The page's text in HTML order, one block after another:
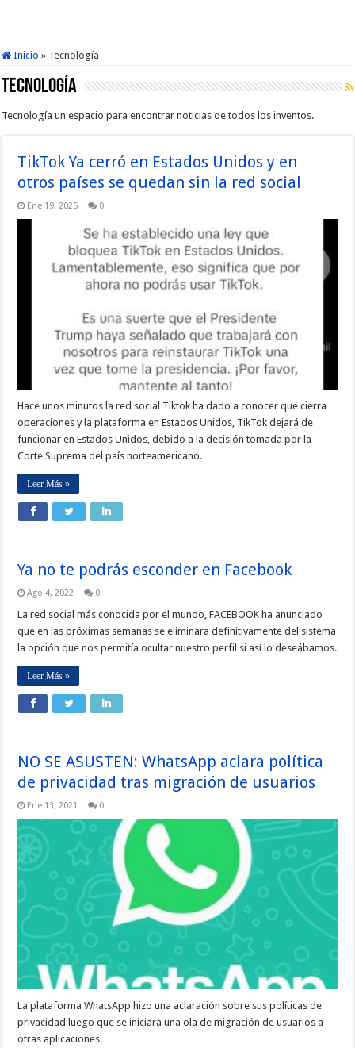
Inicio » Tecnología
Tecnología
Tecnología un espacio para encontrar noticias de todos los inventos.
TikTok Ya cerró en Estados Unidos y en
otros países se quedan sin la red social
Ene 19, 2025 0
Hace unos minutos la red social Tiktok ha dado a conocer que cierra
operaciones y la plataforma en Estados Unidos, TikTok dejará de
funcionar en Estados Unidos, debido a la decisión tomada por la
Corte Suprema del país norteamericano.
Leer Más »
Ya no te podrás esconder en Facebook
Ago 4, 2022 0
La red social más conocida por el mundo, FACEBOOK ha anunciado
que en las próximas semanas se eliminara definitivamente del sistema
la opción que nos permitía ocultar nuestro perfil si así lo deseábamos.
Leer Más »
NO SE ASUSTEN: WhatsApp aclara política
de privacidad tras migración de usuarios
Ene 13, 2021 0
La plataforma WhatsApp hizo una aclaración sobre sus políticas de
privacidad luego que se iniciara una ola de migración de usuarios a
otras aplicaciones.